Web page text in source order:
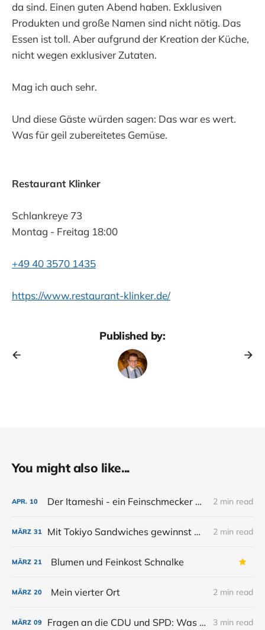
da sind. Einen guten Abend haben. Exklusiven
Produkten und große Namen sind nicht nötig. Das
Essen ist toll. Aber aufgrund der Kreation der Küche,
nicht wegen exklusiver Zutaten.
Mag ich auch sehr.
Und diese Gäste würden sagen: Das war es wert.
Was für geil zubereitetes Gemüse.
Restaurant Klinker
Schlankreye 73
Montag - Freitag 18:00
+49 40 3570 1435
https://www.restaurant-klinker.de/
Published by:
You might also like...
APR. 10 Der Itameshi - ein Feinschmecker Cocktail zum 50. Geburtstag 2 min read
MÄRZ 31 Mit Tokiyo Sandwiches gewinnst Du 2025 deinen Event 2 min read
MÄRZ 21 Blumen und Feinkost Schnalke
MÄRZ 20 Mein vierter Ort 2 min read
MÄRZ 09 Fragen an die CDU und SPD: Was genau ist eine Speise? 3 min read